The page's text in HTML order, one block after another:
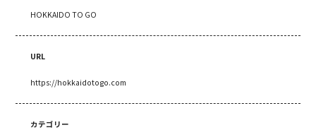
HOKKAIDO TO GO
URL
https://hokkaidotogo.com
カテゴリー